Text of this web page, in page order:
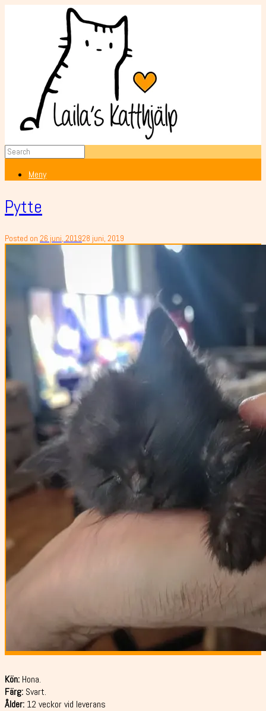
Meny
Pytte
Posted on 26 juni, 201928 juni, 2019
Kön: Hona.
Färg: Svart.
Ålder: 12 veckor vid leverans